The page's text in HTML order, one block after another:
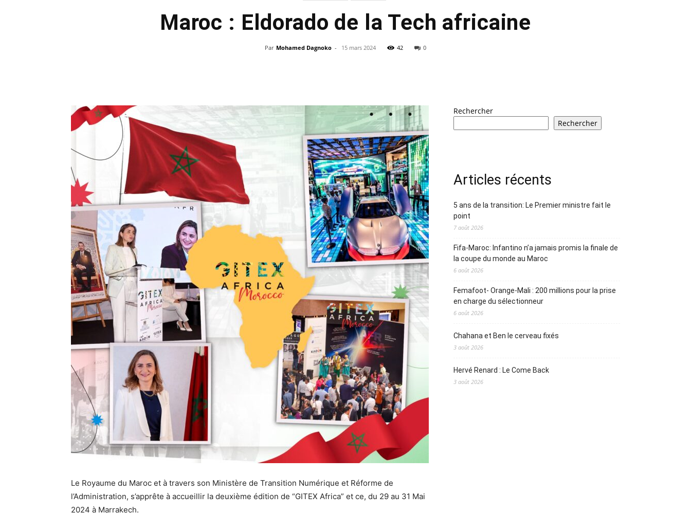
Maroc : Eldorado de la Tech africaine
Par Mohamed Dagnoko - 15 mars 2024 42 0
Le Royaume du Maroc et à travers son Ministère de Transition Numérique et Réforme de
l’Administration, s’apprête à accueillir la deuxième édition de “GITEX Africa” et ce, du 29 au 31 Mai
2024 à Marrakech.
Rechercher
Rechercher
Articles récents
5 ans de la transition: Le Premier ministre fait le
point
7 août 2026
Fifa-Maroc: Infantino n’a jamais promis la finale de
la coupe du monde au Maroc
6 août 2026
Femafoot- Orange-Mali : 200 millions pour la prise
en charge du sélectionneur
6 août 2026
Chahana et Ben le cerveau fixés
3 août 2026
Hervé Renard : Le Come Back
3 août 2026